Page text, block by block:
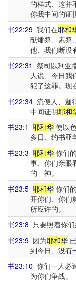
的样式、这并
你我中间的证
书22:29 我们在耶和
献燔祭、素祭
他、我们断没
书22:31 祭司以利亚
人说、今日我
犯了这罪。现
书22:34 流便人、迦
中间证明耶和
书23:1 耶和华 使以
多日、约书亚
书23:3 耶和华 你们
事、你们亲眼
的 神。
书23:5 耶和华 你们
开你们、你们
所应许的。
书23:8 只要照着你
书23:9 因为耶和华
到今日、没有
书23:10 你们一人必
为你们争战。